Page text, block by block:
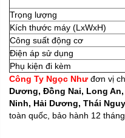
Trọng lượng
Kích thước máy (LxWxH)
Công suất động cơ
Điện áp sử dụng
Phụ kiện đi kèm
Công Ty Ngọc Nhưđơn vị
Dương, Đồng Nai, Long
Ninh, Hải Dương, Thái
toàn quốc, bảo hành 12 tháng.